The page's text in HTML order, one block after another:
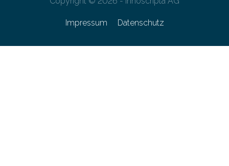
Impressum Datenschutz